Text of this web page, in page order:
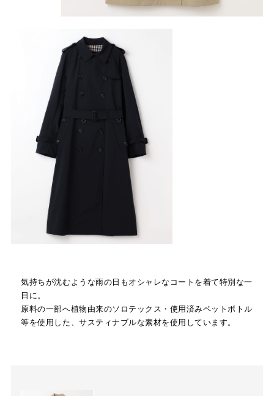
気持ちが沈むような雨の日もオシャレなコートを着て特別な一
日に。
原料の一部へ植物由来のソロテックス・使用済みペットボトル
等を使用した、サスティナブルな素材を使用しています。